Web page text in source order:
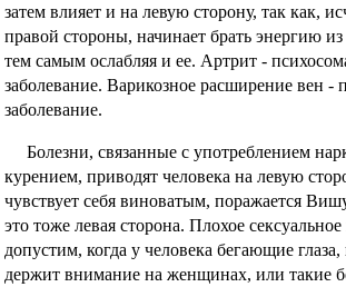
затем влияет и на левую сторону, так как,
правой стороны, начинает брать энергию
тем самым ослабляя и ее. Артрит -
заболевание. Варикозное расширение вен -
заболевание.
Болезни, связанные с употреблением
курением, приводят человека на левую
чувствует себя виноватым, поражается
это тоже левая сторона. Плохое
допустим, когда у человека бегающие
держит внимание на женщинах, или такие